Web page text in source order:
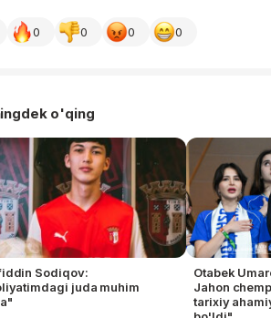
0 0 0 0
o'qing
Sodiqov:
juda muhim
Otabek
Jahon
tarixiy